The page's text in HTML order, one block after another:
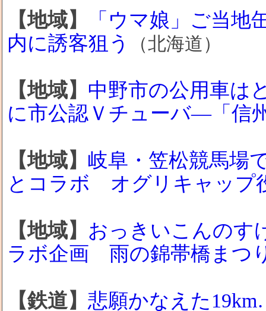
【地域】
「ウマ娘」ご当
内に誘客狙う
（北海道）
【地域】 中野市の公用車は
に市公認Ｖチューバ―「信
【地域】 岐阜・笠松競馬場
とコラボ オグリキャップ
【地域】 おっきいこんの
ラボ企画 雨の錦帯橋まつ
【鉄道】 悲願かなえた